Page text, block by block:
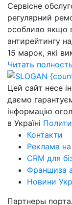
Сервісне
регулярний
особливо якщо
антирейтингу
15 марок, які
Читать
Цей сайт несе
даємо
інформацію
в Україні
Контакти
Реклама на
CRM для
Франшиза
Новини
Партнеры